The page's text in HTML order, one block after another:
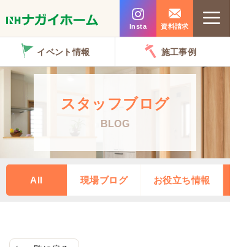
ン
プ
Insta 資料請求
イベント情報 施工事例
スタッフブログ
BLOG
All 現場ブログ お役立ち情報